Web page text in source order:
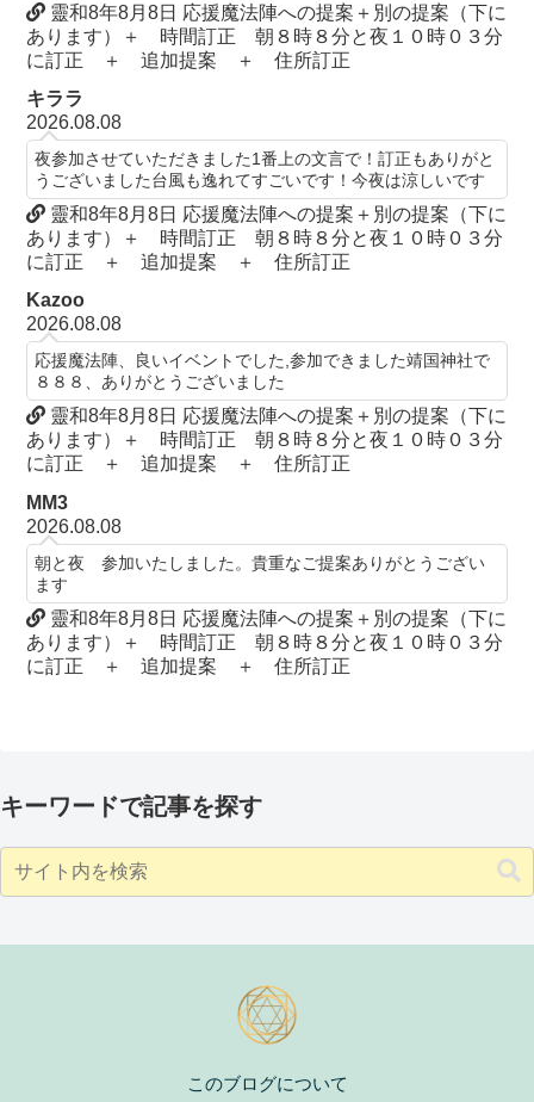
靈和8年8月8日 応援魔法陣への提案＋別の提案（下に
あります）＋ 時間訂正 朝８時８分と夜１０時０３分
に訂正 ＋ 追加提案 ＋ 住所訂正
キララ
2026.08.08
夜参加させていただきました1番上の文言で！訂正もありがと
うございました台風も逸れてすごいです！今夜は涼しいです
靈和8年8月8日 応援魔法陣への提案＋別の提案（下に
あります）＋ 時間訂正 朝８時８分と夜１０時０３分
に訂正 ＋ 追加提案 ＋ 住所訂正
Kazoo
2026.08.08
応援魔法陣、良いイベントでした,参加できました靖国神社で
８８８、ありがとうございました
靈和8年8月8日 応援魔法陣への提案＋別の提案（下に
あります）＋ 時間訂正 朝８時８分と夜１０時０３分
に訂正 ＋ 追加提案 ＋ 住所訂正
MM3
2026.08.08
朝と夜 参加いたしました。貴重なご提案ありがとうござい
ます
靈和8年8月8日 応援魔法陣への提案＋別の提案（下に
あります）＋ 時間訂正 朝８時８分と夜１０時０３分
に訂正 ＋ 追加提案 ＋ 住所訂正
キーワードで記事を探す
このブログについて